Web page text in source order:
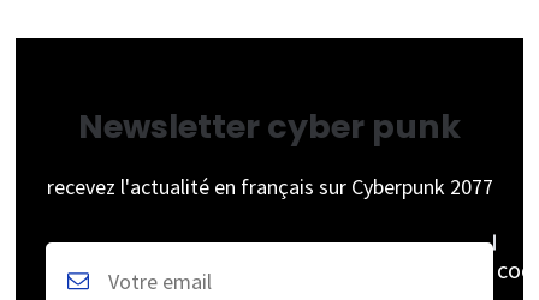
Newsletter cyber punk
recevez l'actualité en français sur Cyberpunk 2077